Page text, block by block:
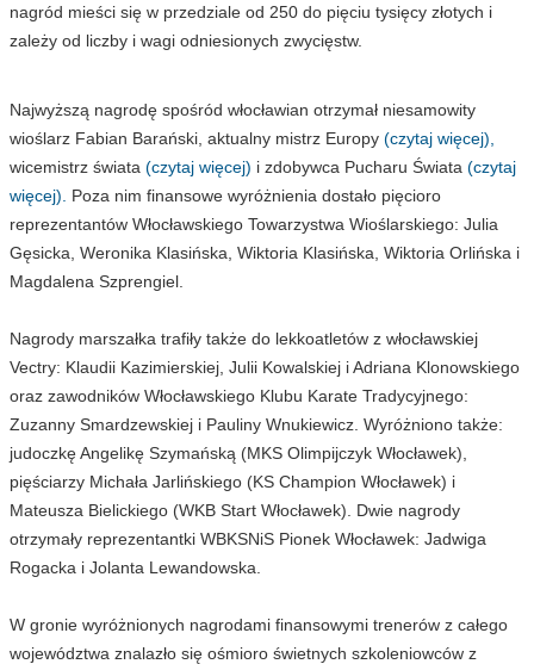
nagród mieści się w przedziale od 250 do pięciu tysięcy złotych i
zależy od liczby i wagi odniesionych zwycięstw.
Najwyższą nagrodę spośród włocławian otrzymał niesamowity
wioślarz Fabian Barański, aktualny mistrz Europy (czytaj więcej),
wicemistrz świata (czytaj więcej) i zdobywca Pucharu Świata (czytaj
więcej).
Poza nim finansowe wyróżnienia dostało pięcioro
reprezentantów Włocławskiego Towarzystwa Wioślarskiego: Julia
Gęsicka, Weronika Klasińska, Wiktoria Klasińska, Wiktoria Orlińska i
Magdalena Szprengiel.
Nagrody marszałka trafiły także do lekkoatletów z włocławskiej
Vectry: Klaudii Kazimierskiej, Julii Kowalskiej i Adriana Klonowskiego
oraz zawodników Włocławskiego Klubu Karate Tradycyjnego:
Zuzanny Smardzewskiej i Pauliny Wnukiewicz. Wyróżniono także:
judoczkę Angelikę Szymańską (MKS Olimpijczyk Włocławek),
pięściarzy Michała Jarlińskiego (KS Champion Włocławek) i
Mateusza Bielickiego (WKB Start Włocławek). Dwie nagrody
otrzymały reprezentantki WBKSNiS Pionek Włocławek: Jadwiga
Rogacka i Jolanta Lewandowska.
W gronie wyróżnionych nagrodami finansowymi trenerów z całego
województwa znalazło się ośmioro świetnych szkoleniowców z